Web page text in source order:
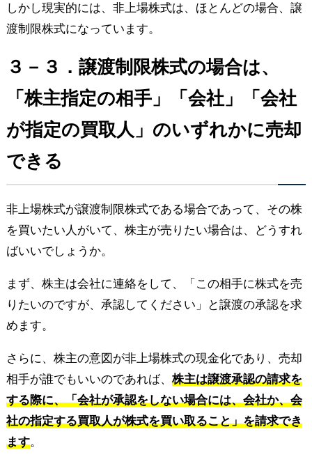
しかし現実的には、非上場株式は、ほとんどの場合、譲
渡制限株式になっています。
３－３．譲渡制限株式の場合は、
「株主指定の相手」「会社」「会社
が指定の買取人」のいずれかに売却
できる
非上場株式が譲渡制限株式である場合であって、その株
を買いたい人がいて、株主が売りたい場合は、どうすれ
ばいいでしょうか。
まず、株主は会社に連絡をして、「この相手に株式を売
りたいのですが、承認してください」と譲渡の承認を求
めます。
さらに、株主の意図が非上場株式の現金化であり、売却
相手が誰でもいいのであれば、 株主は譲渡承認の請求を
する際に、「会社が承認をしない場合には、会社か、会
社の指定する買取人が株式を買い取ること」を請求でき
ます。